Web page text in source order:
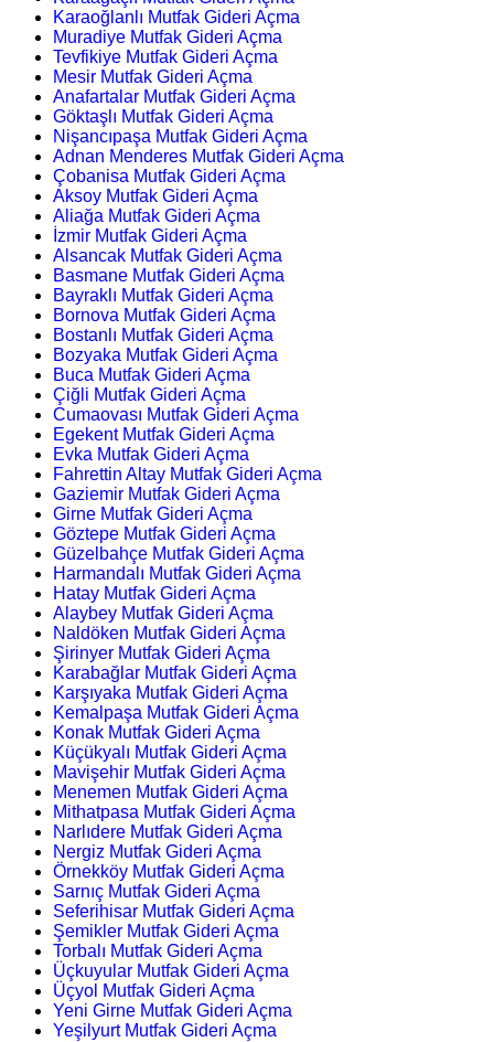
Karaoğlanlı Mutfak Gideri Açma
Muradiye Mutfak Gideri Açma
Tevfikiye Mutfak Gideri Açma
Mesir Mutfak Gideri Açma
Anafartalar Mutfak Gideri Açma
Göktaşlı Mutfak Gideri Açma
Nişancıpaşa Mutfak Gideri Açma
Adnan Menderes Mutfak Gideri Açma
Çobanisa Mutfak Gideri Açma
Aksoy Mutfak Gideri Açma
Aliağa Mutfak Gideri Açma
İzmir Mutfak Gideri Açma
Alsancak Mutfak Gideri Açma
Basmane Mutfak Gideri Açma
Bayraklı Mutfak Gideri Açma
Bornova Mutfak Gideri Açma
Bostanlı Mutfak Gideri Açma
Bozyaka Mutfak Gideri Açma
Buca Mutfak Gideri Açma
Çiğli Mutfak Gideri Açma
Cumaovası Mutfak Gideri Açma
Egekent Mutfak Gideri Açma
Evka Mutfak Gideri Açma
Fahrettin Altay Mutfak Gideri Açma
Gaziemir Mutfak Gideri Açma
Girne Mutfak Gideri Açma
Göztepe Mutfak Gideri Açma
Güzelbahçe Mutfak Gideri Açma
Harmandalı Mutfak Gideri Açma
Hatay Mutfak Gideri Açma
Alaybey Mutfak Gideri Açma
Naldöken Mutfak Gideri Açma
Şirinyer Mutfak Gideri Açma
Karabağlar Mutfak Gideri Açma
Karşıyaka Mutfak Gideri Açma
Kemalpaşa Mutfak Gideri Açma
Konak Mutfak Gideri Açma
Küçükyalı Mutfak Gideri Açma
Mavişehir Mutfak Gideri Açma
Menemen Mutfak Gideri Açma
Mithatpasa Mutfak Gideri Açma
Narlıdere Mutfak Gideri Açma
Nergiz Mutfak Gideri Açma
Örnekköy Mutfak Gideri Açma
Sarnıç Mutfak Gideri Açma
Seferihisar Mutfak Gideri Açma
Şemikler Mutfak Gideri Açma
Torbalı Mutfak Gideri Açma
Üçkuyular Mutfak Gideri Açma
Üçyol Mutfak Gideri Açma
Yeni Girne Mutfak Gideri Açma
Yeşilyurt Mutfak Gideri Açma